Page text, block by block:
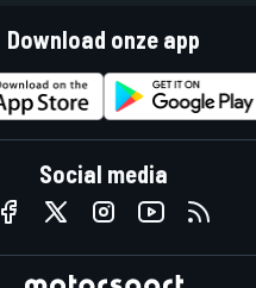
Download onze app
Social media